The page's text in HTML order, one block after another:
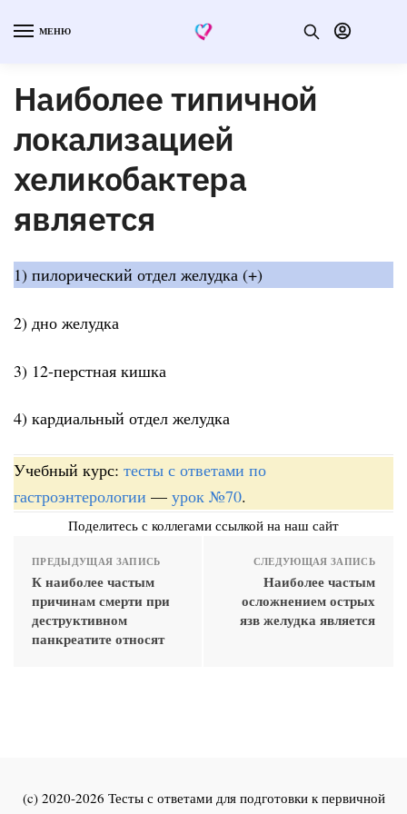
МЕНЮ
Наиболее типичной
локализацией
хеликобактеpа
является
1) пилоpический отдел желудка (+)
2) дно желудка
3) 12-пеpстная кишка
4) каpдиальный отдел желудка
Учебный курс: тесты с ответами по
гастроэнтерологии — урок №70.
Поделитесь с коллегами ссылкой на наш сайт
ПРЕДЫДУЩАЯ ЗАПИСЬ
К наиболее частым
причинам смерти при
деструктивном
панкреатите относят
СЛЕДУЮЩАЯ ЗАПИСЬ
Наиболее частым
осложнением острых
язв желудка является
(c) 2020-2026 Тесты с ответами для подготовки к первичной